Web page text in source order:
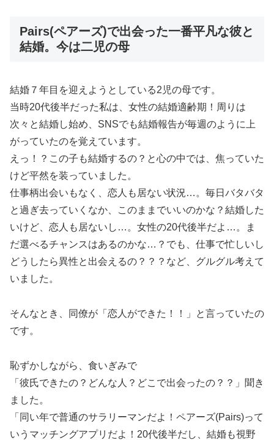
Pairs(ペアーズ)で出会った一番平凡な彼と
結婚。今は二児の母
結婚７年目を迎えようとしている2児の母です。
当時20代後半だった私は、女性の結婚適齢期！周りは
次々と結婚し始め、SNSでも結婚報告が毎週のように上
がっていたのを覚えています。
えっ！？この子も結婚するの？と心の中では、焦っていた
けど平然を装っていました。
仕事柄出会いもなく、恋人も居ない状況…。毎日バタバタ
と過ぎ去っていくなか、このままでいいのかな？結婚した
いけど、恋人も居ないし…。女性の20代後半だよ…。ま
だ選べるチャンスはあるのかな…？でも、仕事で忙しいし
どうしたら異性と出会えるの？？？など、グルグル考えて
いました。
そんなとき、同僚が「恋人ができた！！」と言っていたの
です。
恥ずかしながら、食いぎみで
「彼氏できたの？どんな人？どこで出会ったの？？」聞き
ました。
「同い年で普通のサラリーマンだよ！ペアーズ(Pairs)って
いうマッチングアプリだよ！20代後半だし、結婚も視野